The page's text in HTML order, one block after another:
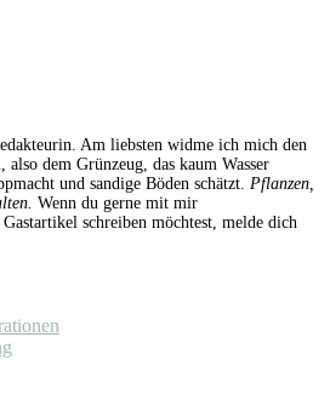
Am liebsten widme ich mich den
, also dem Grünzeug, das kaum Wasser
und sandige Böden schätzt. Pflanzen,
Wenn du gerne mit mir
schreiben möchtest, melde dich